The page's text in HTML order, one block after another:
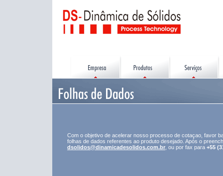
Com o objetivo de acelerar nosso processo de cotaçao, favor
folhas de dados referentes ao produto desejado. Após o
dsolidos@dinamicadesolidos.com.br , ou por fax para +55